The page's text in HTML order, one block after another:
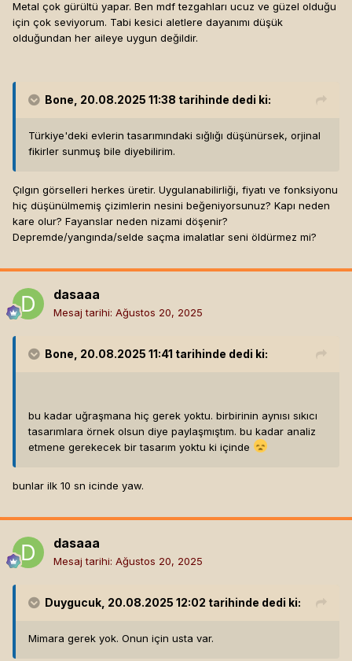
Metal çok gürültü yapar. Ben mdf tezgahları ucuz ve güzel olduğu
için çok seviyorum. Tabi kesici aletlere dayanımı düşük
olduğundan her aileye uygun değildir.
Bone , 20.08.2025 11:38 tarihinde dedi ki:
Türkiye'deki evlerin tasarımındaki sığlığı düşünürsek, orjinal
fikirler sunmuş bile diyebilirim.
Çılgın görselleri herkes üretir. Uygulanabilirliği, fiyatı ve fonksiyonu
hiç düşünülmemiş çizimlerin nesini beğeniyorsunuz? Kapı neden
kare olur? Fayanslar neden nizami döşenir?
Depremde/yangında/selde saçma imalatlar seni öldürmez mi?
dasaaa
Mesaj tarihi: Ağustos 20, 2025
Bone , 20.08.2025 11:41 tarihinde dedi ki:
bu kadar uğraşmana hiç gerek yoktu. birbirinin aynısı sıkıcı
tasarımlara örnek olsun diye paylaşmıştım. bu kadar analiz
etmene gerekecek bir tasarım yoktu ki içinde
bunlar ilk 10 sn icinde yaw.
dasaaa
Mesaj tarihi: Ağustos 20, 2025
Duygucuk , 20.08.2025 12:02 tarihinde dedi ki:
Mimara gerek yok. Onun için usta var.